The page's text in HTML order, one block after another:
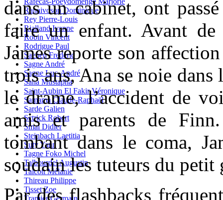
Ranaivoson Dominique
Rey Pierre-Louis
Rialland Ivanne
Robin Vincent
Rodrigue Paul
Saenen Frederic
Sagne André
Sagne Luc-André
Saha Mustapha
Saint-Aubin El Fakir Véronique
Samama Claude-Raphaël
Sarde Galien
Sctrick Robert
Smal Didier
Steinbach Laetitia
Suty Yann
Tagne Foko Michel
Talbourdel Augustin
Talcott Mélanie
Thireau Philippe
Tisset Zoe
Tramier Germain
dans un cabinet, ont
faire un enfant. Avant
James reporte son
trois ans, Ana se noie
le drame, l’accident de
amis et parents de
tombant dans le coma,
soudain les tuteurs du petit
Par des flashbacks